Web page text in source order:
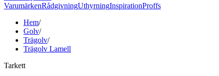
VarumärkenRådgivningUthyrningInspirationProffs
Hem/
Golv/
Trägolv/
Trägolv Lamell
Tarkett